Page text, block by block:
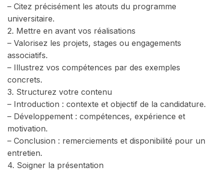
– Citez précisément les atouts du programme
universitaire.
2. Mettre en avant vos réalisations
– Valorisez les projets, stages ou engagements
associatifs.
– Illustrez vos compétences par des exemples
concrets.
3. Structurez votre contenu
– Introduction : contexte et objectif de la candidature.
– Développement : compétences, expérience et
motivation.
– Conclusion : remerciements et disponibilité pour un
entretien.
4. Soigner la présentation